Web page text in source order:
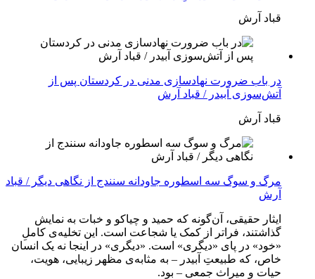
قباد آرش
در باب ضرورت نهادسازی مدنی در کردستان پس از
آتش‌سوزی آبیدر / قباد آرش
قباد آرش
مرگ و سوگ سه اسطوره جاودانه سنندج از نگاهی دیگر / قباد
آرش
ایثار حقیقی، آن‌گونه که حمید و چیاکو و خبات به نمایش
گذاشتند، فراتر از کمک یا شجاعت است. این تخلیه‌ی کاملِ
«خود» در پای «دیگری» است. «دیگری» در اینجا نه یک انسان
خاص، که طبیعتِ آبیدر – به مثابه‌ی مظهر زیبایی، هویت،
حیات و میراث جمعی – بود.